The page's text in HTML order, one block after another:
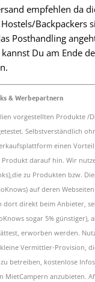
empfehlen da
Backpackers
Posthandling
Du am Ende
& Werbepartnern
vorgestellten Produkte /
Selbstverständlich
einen
Produkt darauf hin. Wir
zu Produkten bzw.
auf deren
dort direkt beim Anbieter,
sogar 5% günstiger),
erworben werden.
Vermittler-Provision,
betreiben, kostenlose
MietCampern anzubieten.